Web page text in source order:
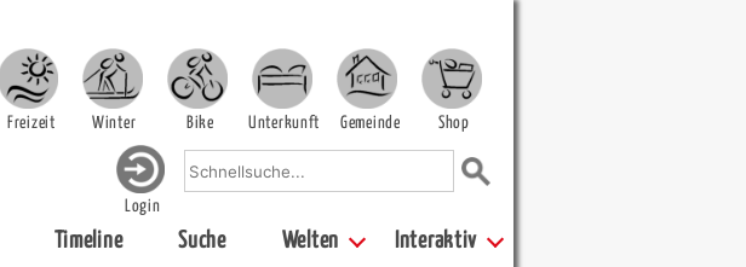
Freizeit Winter Bike Unterkunft Gemeinde Shop
Login
Timeline Suche Welten Interaktiv